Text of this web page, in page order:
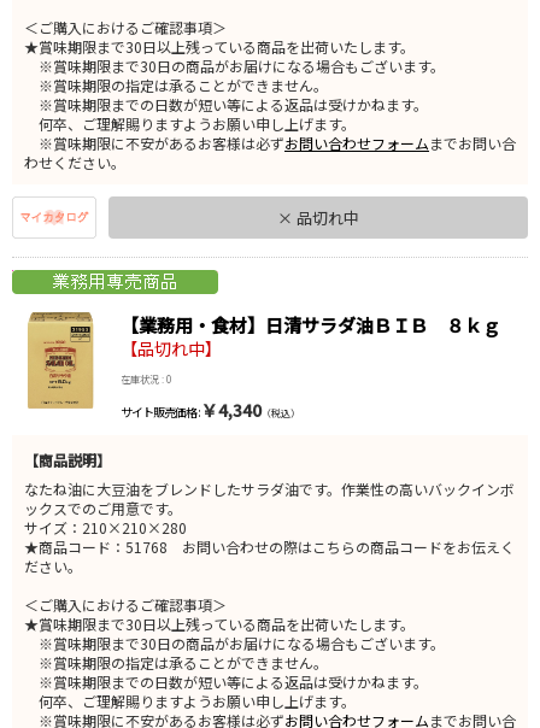
＜ご購入におけるご確認事項＞
★賞味期限まで30日以上残っている商品を出荷いたします。
※賞味期限まで30日の商品がお届けになる場合もございます。
※賞味期限の指定は承ることができません。
※賞味期限までの日数が短い等による返品は受けかねます。
何卒、ご理解賜りますようお願い申し上げます。
※賞味期限に不安があるお客様は必ずお問い合わせフォームまでお問い合
わせください。
× 品切れ中
【業務用・食材】日清サラダ油ＢＩＢ ８ｋｇ
【品切れ中】
在庫状況 : 0
サイト販売価格 : ￥4,340（税込）
【商品説明】
なたね油に大豆油をブレンドしたサラダ油です。作業性の高いバックインボ
ックスでのご用意です。
サイズ：210×210×280
★商品コード：51768 お問い合わせの際はこちらの商品コードをお伝えく
ださい。
＜ご購入におけるご確認事項＞
★賞味期限まで30日以上残っている商品を出荷いたします。
※賞味期限まで30日の商品がお届けになる場合もございます。
※賞味期限の指定は承ることができません。
※賞味期限までの日数が短い等による返品は受けかねます。
何卒、ご理解賜りますようお願い申し上げます。
※賞味期限に不安があるお客様は必ずお問い合わせフォームまでお問い合